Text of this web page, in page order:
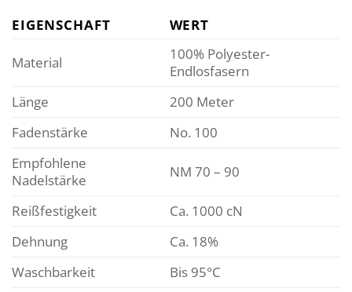
EIGENSCHAFT WERT
Material
100% Polyester-
Endlosfasern
Länge
200 Meter
Fadenstärke
No. 100
Empfohlene
Nadelstärke
NM 70 – 90
Reißfestigkeit
Ca. 1000 cN
Dehnung
Ca. 18%
Waschbarkeit
Bis 95°C